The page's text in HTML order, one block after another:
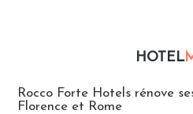
HOTEL
Rocco Forte Hotels rénove
Florence et Rome